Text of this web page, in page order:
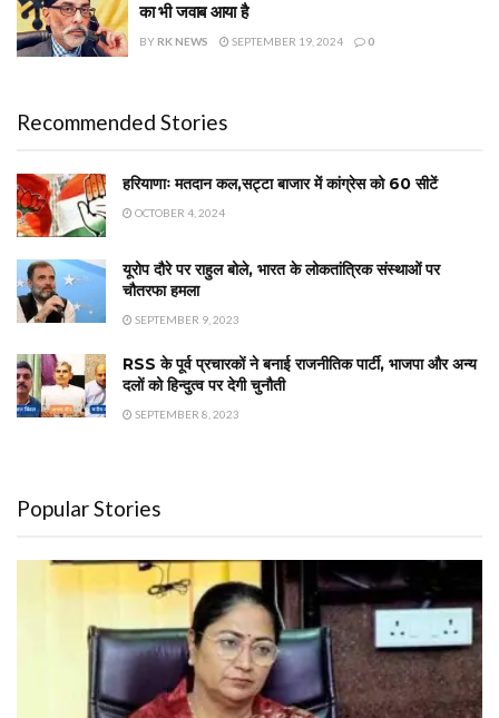
का भी जवाब आया है
BY RK NEWS SEPTEMBER 19, 2024 0
Recommended Stories
हरियाणाः मतदान कल,सट्टा बाजार में कांग्रेस को 60 सीटें
OCTOBER 4, 2024
यूरोप दौरे पर राहुल बोले, भारत के लोकतांत्रिक संस्थाओं पर
चौतरफा हमला
SEPTEMBER 9, 2023
RSS के पूर्व प्रचारकों ने बनाई राजनीतिक पार्टी, भाजपा और अन्य
दलों को हिन्दुत्व पर देगी चुनौती
SEPTEMBER 8, 2023
Popular Stories